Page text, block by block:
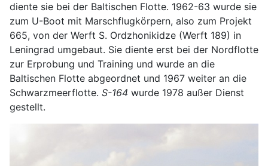
diente sie bei der Baltischen Flotte. 1962-63 wurde sie
zum U-Boot mit Marschflugkörpern, also zum Projekt
665, von der Werft S. Ordzhonikidze (Werft 189) in
Leningrad umgebaut. Sie diente erst bei der Nordflotte
zur Erprobung und Training und wurde an die
Baltischen Flotte abgeordnet und 1967 weiter an die
Schwarzmeerflotte. S-164 wurde 1978 außer Dienst
gestellt.